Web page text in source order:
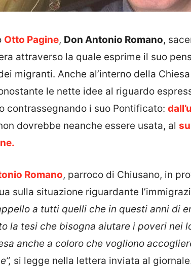
Otto Pagine, Don Antonio Romano,
attraverso la quale esprime il suo
migranti. Anche al’interno della
le nette idee al riguardo
contrassegnando i suo Pontificato:
dovrebbe neanche essere usata, al
Romano, parroco di Chiusano, in
sulla situazione riguardante
a tutti quelli che in questi anni di
la tesi che bisogna aiutare i poveri nei
anche a coloro che vogliono
si legge nella lettera inviata al